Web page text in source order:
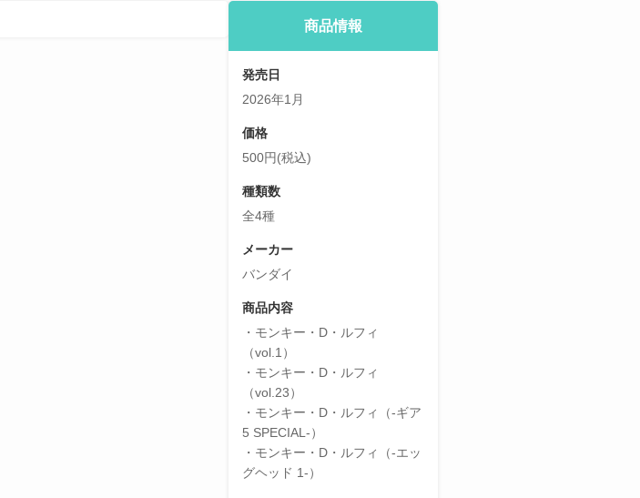
商品情報
発売日
2026年1月
価格
500円(税込)
種類数
全4種
メーカー
バンダイ
商品内容
・モンキー・D・ルフィ
（vol.1）
・モンキー・D・ルフィ
（vol.23）
・モンキー・D・ルフィ（‐ギア
5 SPECIAL‐）
・モンキー・D・ルフィ（‐エッ
グヘッド 1‐）